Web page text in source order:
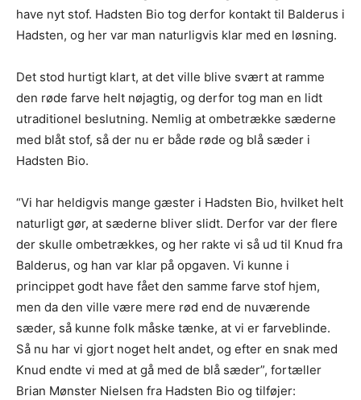
have nyt stof. Hadsten Bio tog derfor kontakt til Balderus i
Hadsten, og her var man naturligvis klar med en løsning.
Det stod hurtigt klart, at det ville blive svært at ramme
den røde farve helt nøjagtig, og derfor tog man en lidt
utraditionel beslutning. Nemlig at ombetrække sæderne
med blåt stof, så der nu er både røde og blå sæder i
Hadsten Bio.
“Vi har heldigvis mange gæster i Hadsten Bio, hvilket helt
naturligt gør, at sæderne bliver slidt. Derfor var der flere
der skulle ombetrækkes, og her rakte vi så ud til Knud fra
Balderus, og han var klar på opgaven. Vi kunne i
princippet godt have fået den samme farve stof hjem,
men da den ville være mere rød end de nuværende
sæder, så kunne folk måske tænke, at vi er farveblinde.
Så nu har vi gjort noget helt andet, og efter en snak med
Knud endte vi med at gå med de blå sæder”, fortæller
Brian Mønster Nielsen fra Hadsten Bio og tilføjer: